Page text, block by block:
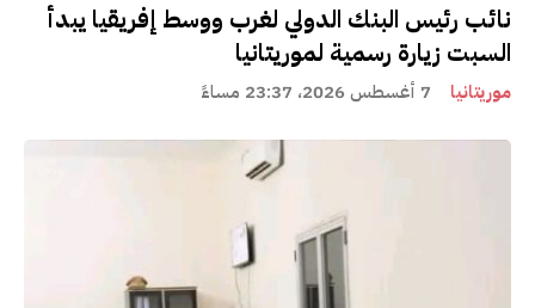
نائب رئيس البنك الدولي لغرب ووسط إفريقيا يبدأ
السبت زيارة رسمية لموريتانيا
موريتانيا 7 أغسطس 2026، 23:37 مساءً